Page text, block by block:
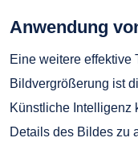
Anwendung
Eine weitere effektive
Bildvergrößerung ist
Künstliche Intelligenz
Details des Bildes zu